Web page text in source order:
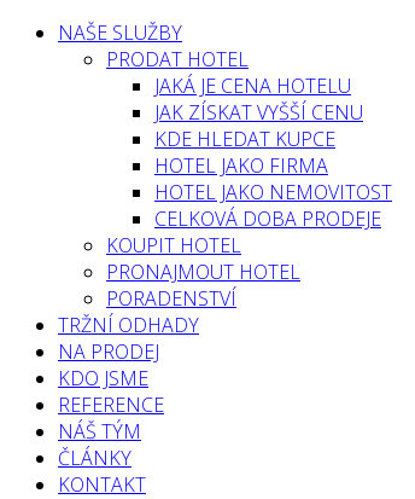
NAŠE SLUŽBY
PRODAT HOTEL
JAKÁ JE CENA HOTELU
JAK ZÍSKAT VYŠŠÍ CENU
KDE HLEDAT KUPCE
HOTEL JAKO FIRMA
HOTEL JAKO NEMOVITOST
CELKOVÁ DOBA PRODEJE
KOUPIT HOTEL
PRONAJMOUT HOTEL
PORADENSTVÍ
TRŽNÍ ODHADY
NA PRODEJ
KDO JSME
REFERENCE
NÁŠ TÝM
ČLÁNKY
KONTAKT